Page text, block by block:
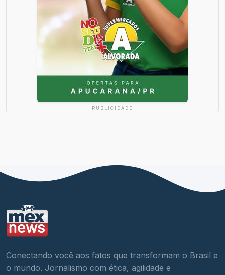
PUBLICIDADE
Conectando você aos fatos que transformam o Brasil e
o mundo. Jornalismo com ética, agilidade e